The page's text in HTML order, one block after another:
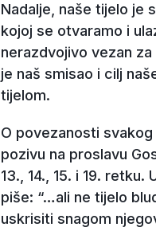
Nadalje, naše tijelo je
kojoj se otvaramo i
nerazdvojivo vezan
je naš smisao i cilj
tijelom.
O povezanosti
pozivu na proslavu
13., 14., 15. i 19.
piše: “…ali ne tijelo
uskrisiti snagom